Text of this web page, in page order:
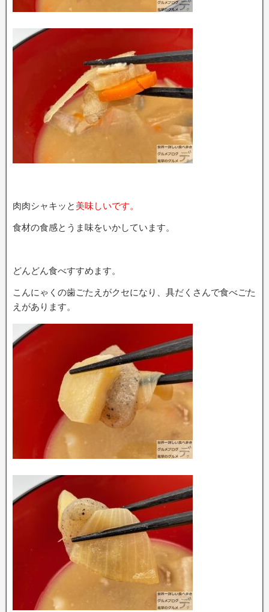
肉肉シャキッと 美味しいです。
食材の食感とうま味をいかしています。
どんどん食べすすめます。
こんにゃくの歯ごたえがクセになり、具だくさんで食べごた
えがあります。